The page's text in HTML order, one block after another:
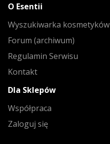
O Esentii
Wyszukiwarka kosmetyków
Forum (archiwum)
Regulamin Serwisu
Kontakt
Dla Sklepów
Współpraca
Zaloguj się